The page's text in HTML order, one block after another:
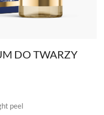
DO TWARZY
peel